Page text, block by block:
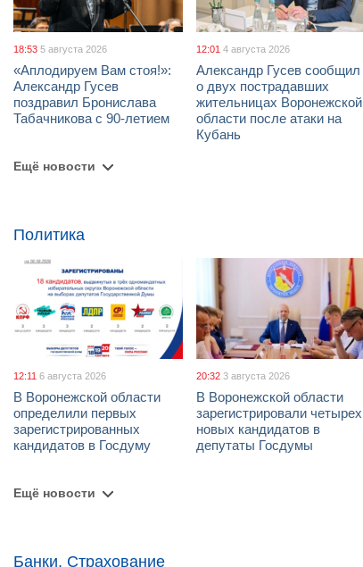
18:53 5 августа 2026
«Аплодируем Вам стоя!»:
Александр Гусев
поздравил Бронислава
Табачникова с 90-летием
12:01 4 августа 2026
Александр Гусев сообщил
о двух пострадавших
жительницах Воронежской
области после атаки на
Кубань
Ещё новости
Политика
12:11 6 августа 2026
В Воронежской области
определили первых
зарегистрированных
кандидатов в Госдуму
20:32 3 августа 2026
В Воронежской области
зарегистрировали четырех
новых кандидатов в
депутаты Госдумы
Ещё новости
Банки, Страхование